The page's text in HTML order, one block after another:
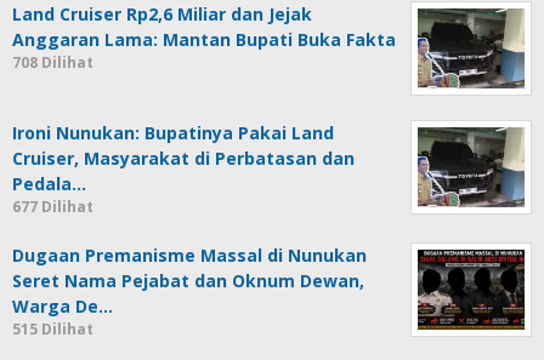
Land Cruiser Rp2,6 Miliar dan Jejak
Anggaran Lama: Mantan Bupati Buka Fakta
708 Dilihat
Ironi Nunukan: Bupatinya Pakai Land
Cruiser, Masyarakat di Perbatasan dan
Pedala…
677 Dilihat
Dugaan Premanisme Massal di Nunukan
Seret Nama Pejabat dan Oknum Dewan,
Warga De…
515 Dilihat